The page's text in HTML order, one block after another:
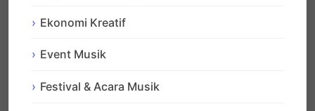
Ekonomi Kreatif
Event Musik
Festival & Acara Musik